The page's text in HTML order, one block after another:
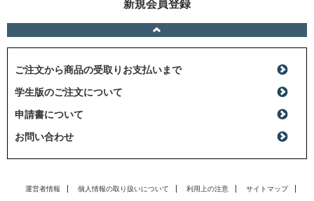
新規会員登録
ご注文から商品の受取りお支払いまで
学生版のご注文について
申請書について
お問い合わせ
運営者情報 個人情報の取り扱いについて 利用上の注意 サイトマップ